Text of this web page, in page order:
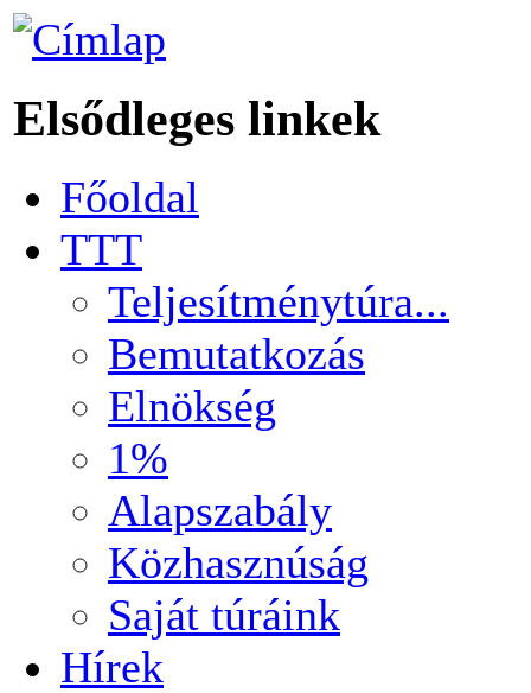
Elsődleges linkek
Főoldal
TTT
Teljesítménytúra...
Bemutatkozás
Elnökség
1%
Alapszabály
Közhasznúság
Saját túráink
Hírek